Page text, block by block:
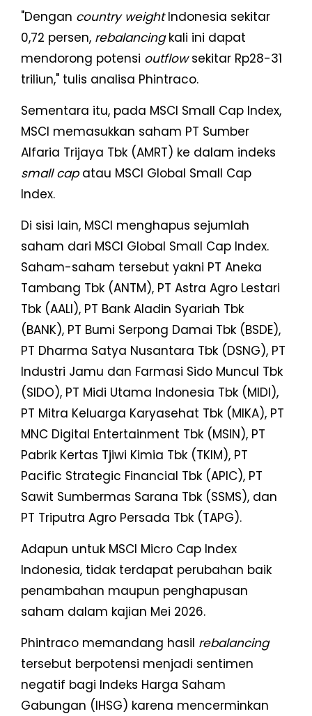
"Dengan country weightIndonesia sekitar
0,72 persen, rebalancingkali ini dapat
mendorong potensi outflowsekitar Rp28-31
triliun," tulis analisa Phintraco.
Sementara itu, pada MSCI Small Cap Index,
MSCI memasukkan saham PT Sumber
Alfaria Trijaya Tbk (AMRT) ke dalam indeks
small cap atau MSCI Global Small Cap
Index.
Di sisi lain, MSCI menghapus sejumlah
saham dari MSCI Global Small Cap Index.
Saham-saham tersebut yakni PT Aneka
Tambang Tbk (ANTM), PT Astra Agro Lestari
Tbk (AALI), PT Bank Aladin Syariah Tbk
(BANK), PT Bumi Serpong Damai Tbk (BSDE),
PT Dharma Satya Nusantara Tbk (DSNG), PT
Industri Jamu dan Farmasi Sido Muncul Tbk
(SIDO), PT Midi Utama Indonesia Tbk (MIDI),
PT Mitra Keluarga Karyasehat Tbk (MIKA), PT
MNC Digital Entertainment Tbk (MSIN), PT
Pabrik Kertas Tjiwi Kimia Tbk (TKIM), PT
Pacific Strategic Financial Tbk (APIC), PT
Sawit Sumbermas Sarana Tbk (SSMS), dan
PT Triputra Agro Persada Tbk (TAPG).
Adapun untuk MSCI Micro Cap Index
Indonesia, tidak terdapat perubahan baik
penambahan maupun penghapusan
saham dalam kajian Mei 2026.
Phintraco memandang hasil rebalancing
tersebut berpotensi menjadi sentimen
negatif bagi Indeks Harga Saham
Gabungan (IHSG) karena mencerminkan